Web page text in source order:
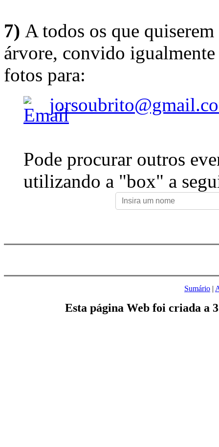
7) A todos os que
árvore, convido
fotos para:
Pode procurar outros
utilizando a "box" a
Sumário |
Esta página Web foi criada a